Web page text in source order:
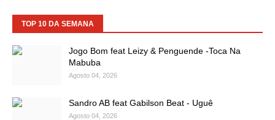
TOP 10 DA SEMANA
Jogo Bom feat Leizy & Penguende -Toca Na
Mabuba
Agosto 04, 2026
Sandro AB feat Gabilson Beat - Uguê
Agosto 04, 2026